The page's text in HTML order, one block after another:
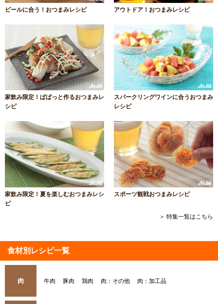
ビールに合う！おつまみレシピ アウトドア！おつまみレシピ
家飲み限定！ぱぱっと作るおつまみレ
シピ
スパークリングワインに合うおつまみ
レシピ
家飲み限定！夏を楽しむおつまみレシ
ピ
スポーツ観戦おつまみレシピ
＞ 特集一覧はこちら
食材別レシピ一覧
肉 牛肉 豚肉 鶏肉 肉：その他 肉：加工品